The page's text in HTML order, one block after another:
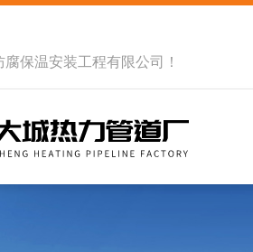
腐保温安装工程有限公司 ！